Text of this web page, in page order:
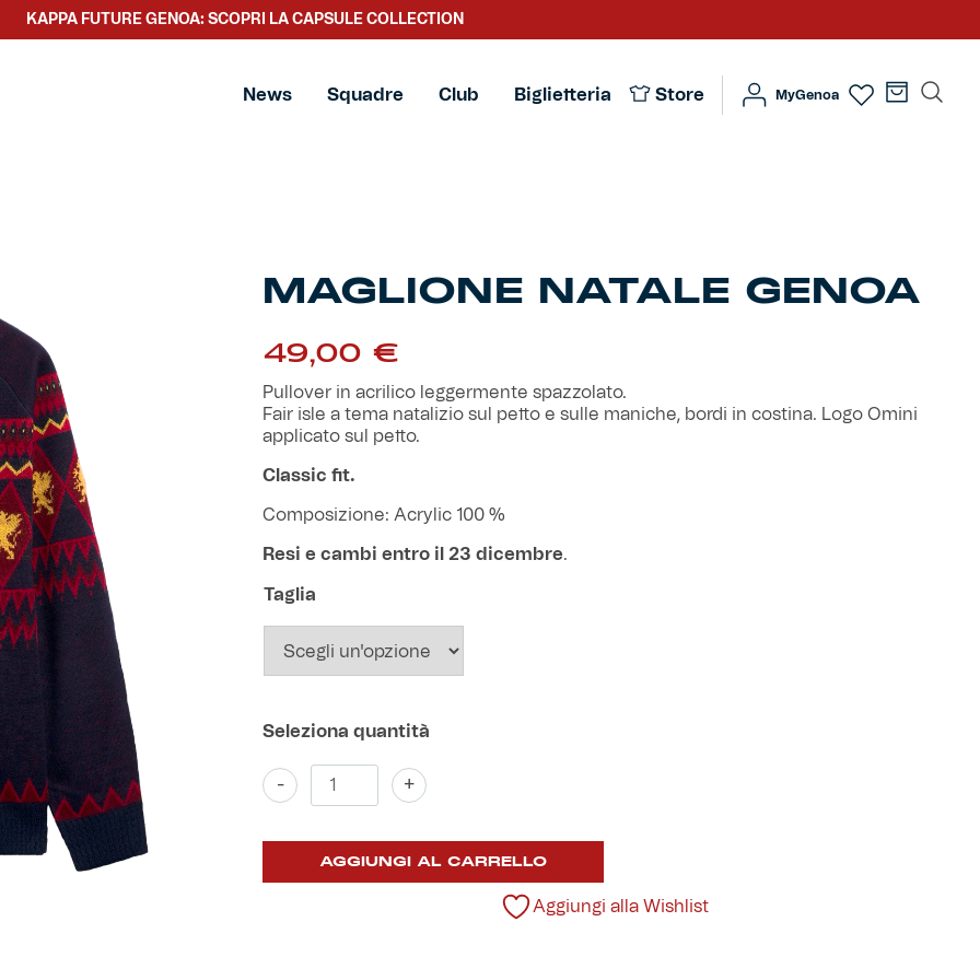
KAPPA FUTURE GENOA: SCOPRI LA CAPSULE COLLECTION
News Squadre Club Biglietteria Store MyGenoa
MAGLIONE NATALE GENOA
49,00 €
Pullover in acrilico leggermente spazzolato.
Fair isle a tema natalizio sul petto e sulle maniche, bordi in costina. Logo Omini
applicato sul petto.
Classic fit.
Composizione: Acrylic 100 %
Resi e cambi entro il 23 dicembre.
Taglia
-
Maglione
Natale
quantità
+
AGGIUNGI AL CARRELLO
Aggiungi alla Wishlist